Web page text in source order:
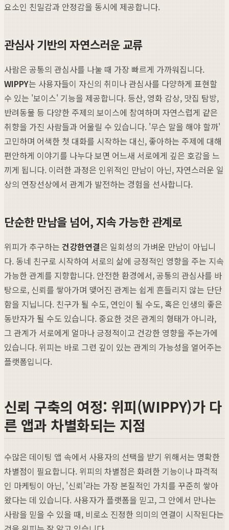
요소인 친밀감과 안정감을 동시에 제공합니다.
관심사 기반의 자연스러운 교류
사람은 공통의 관심사를 나눌 때 가장 빠르게 가까워집니다.
WIPPY는 사용자들이 자신의 취미나 관심사를 다양하게 표현할
수 있는 '보이스' 기능을 제공합니다. 등산, 영화 감상, 맛집 탐방,
반려동물 등 다양한 주제의 보이스에 참여하며 자연스럽게 같은
취향을 가진 사람들과 어울릴 수 있습니다. '무슨 말을 해야 할까'
고민하며 어색한 첫 대화를 시작하는 대신, 좋아하는 주제에 대해
편안하게 이야기를 나누다 보면 어느새 서로에게 깊은 호감을 느
끼게 됩니다. 이러한 과정은 인위적인 만남이 아닌, 자연스러운 일
상의 연장선상에서 관계가 발전하는 경험을 선사합니다.
단순한 만남을 넘어, 지속 가능한 관계로
위피가 추구하는 건강한연결은 일회성의 가벼운 만남이 아닙니
다. 동네 친구로 시작하여 서로의 삶에 긍정적인 영향을 주는 지속
가능한 관계를 지향합니다. 안전한 환경에서, 공통의 관심사를 바
탕으로, 신뢰를 쌓아가며 맺어진 관계는 쉽게 흔들리지 않는 단단
함을 지닙니다. 친구가 될 수도, 연인이 될 수도, 혹은 인생의 좋은
동반자가 될 수도 있습니다. 중요한 것은 관계의 형태가 아니라,
그 관계가 서로에게 얼마나 긍정적이고 건강한 영향을 주는가에
있습니다. 위피는 바로 그런 깊이 있는 관계의 가능성을 열어주는
플랫폼입니다.
신뢰 구축의 여정: 위피(WIPPY)가 다
른 앱과 차별화되는 지점
수많은 데이팅 앱 속에서 사용자의 선택을 받기 위해서는 명확한
차별점이 필요합니다. 위피의 차별점은 화려한 기능이나 파격적
인 마케팅이 아닌, '신뢰'라는 가장 본질적인 가치를 꾸준히 쌓아
왔다는 데 있습니다. 사용자가 플랫폼을 믿고, 그 안에서 만나는
사람을 믿을 수 있을 때, 비로소 진정한 의미의 연결이 시작된다는